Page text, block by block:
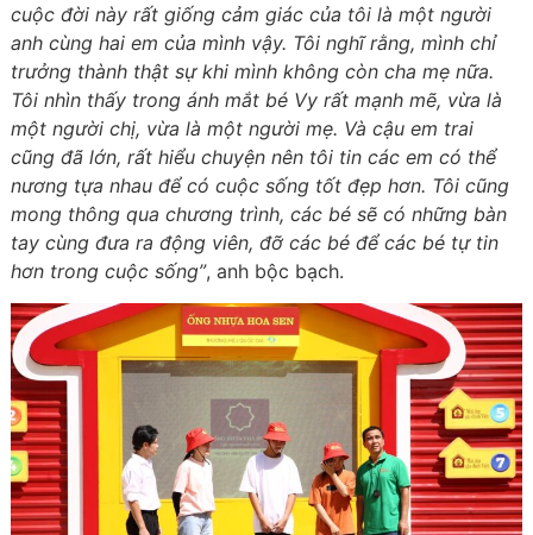
cuộc đời này rất giống cảm giác của tôi là một người
anh cùng hai em của mình vậy. Tôi nghĩ rằng, mình chỉ
trưởng thành thật sự khi mình không còn cha mẹ nữa.
Tôi nhìn thấy trong ánh mắt bé Vy rất mạnh mẽ, vừa là
một người chị, vừa là một người mẹ. Và cậu em trai
cũng đã lớn, rất hiểu chuyện nên tôi tin các em có thể
nương tựa nhau để có cuộc sống tốt đẹp hơn. Tôi cũng
mong thông qua chương trình, các bé sẽ có những bàn
tay cùng đưa ra động viên, đỡ các bé để các bé tự tin
hơn trong cuộc sống”, anh bộc bạch.